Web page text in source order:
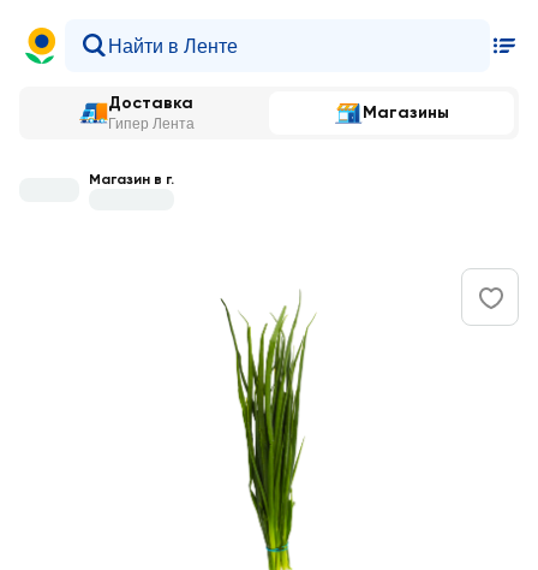
Доставка
Гипер Лента
Магазины
Магазин в г.